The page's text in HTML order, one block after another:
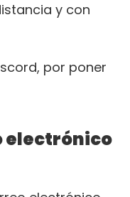
y con
por poner
electrónico